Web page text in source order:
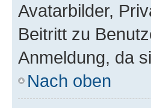
Avatarbilder,
Beitritt zu
Anmeldung, da
Nach oben